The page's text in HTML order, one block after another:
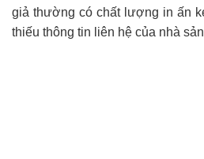
giả thường có chất lượng in ấn
thiếu thông tin liên hệ của nhà